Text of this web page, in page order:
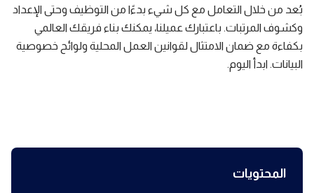
بُعد من خلال التعامل مع كل شيء بدءًا من التوظيف وحتى الإعداد
وكشوف المرتبات. باعتبارك عميلنا، يمكنك بناء فريقك العالمي
بكفاءة مع ضمان الامتثال لقوانين العمل المحلية ولوائح خصوصية
البيانات. ابدأ اليوم.
المحتويات